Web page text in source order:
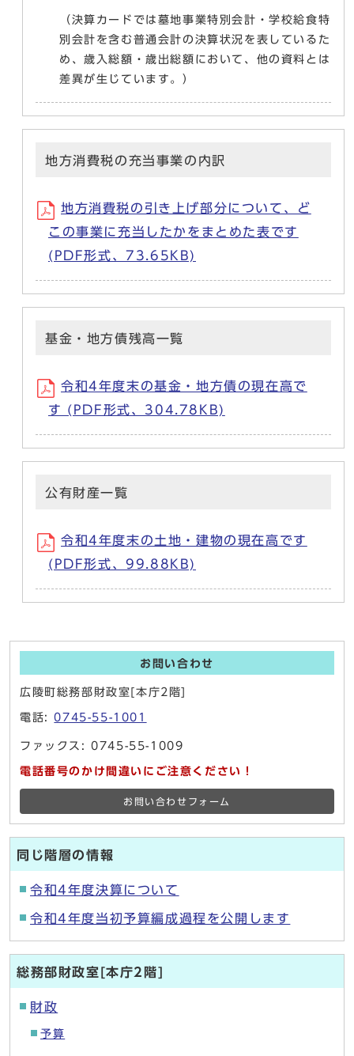
（決算カードでは墓地事業特別会計・学校給食特
別会計を含む普通会計の決算状況を表しているた
め、歳入総額・歳出総額において、他の資料とは
差異が生じています。）
地方消費税の充当事業の内訳
地方消費税の引き上げ部分について、ど
この事業に充当したかをまとめた表です
(PDF形式、73.65KB)
基金・地方債残高一覧
令和4年度末の基金・地方債の現在高で
す (PDF形式、304.78KB)
公有財産一覧
令和4年度末の土地・建物の現在高です
(PDF形式、99.88KB)
お問い合わせ
広陵町総務部財政室[本庁2階]
電話:0745-55-1001
ファックス: 0745-55-1009
電話番号のかけ間違いにご注意ください！
お問い合わせフォーム
同じ階層の情報
令和4年度決算について
令和4年度当初予算編成過程を公開します
総務部財政室[本庁2階]
財政
予算